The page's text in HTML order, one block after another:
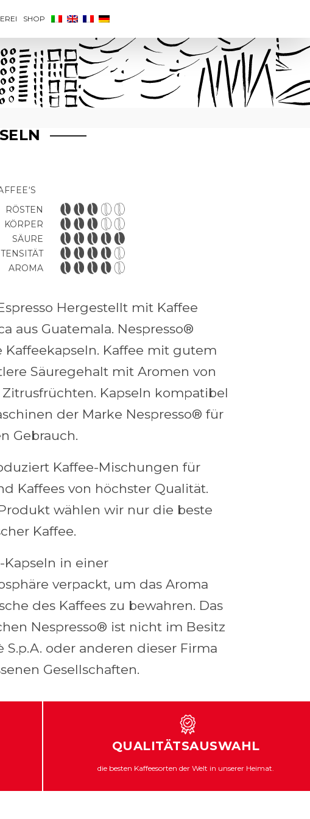
SHOP
RÖSTEN
KÖRPER
SÄURE
AROMA
Hergestellt mit Kaffee
aus Guatemala. Nespresso®
Kaffeekapseln. Kaffee mit gutem
Säuregehalt mit Aromen von
Kapseln kompatibel
der Marke Nespresso® für
Gebrauch.
Kaffee-Mischungen für
Kaffees von höchster Qualität.
wählen wir nur die beste
Kaffee.
Kapseln in einer
verpackt, um das Aroma
des Kaffees zu bewahren. Das
Nespresso® ist nicht im Besitz
S.p.A. oder anderen dieser Firma
Gesellschaften.
QUALITÄTSAUSWAHL
die besten Kaffeesorten der Welt in unserer Heimat.